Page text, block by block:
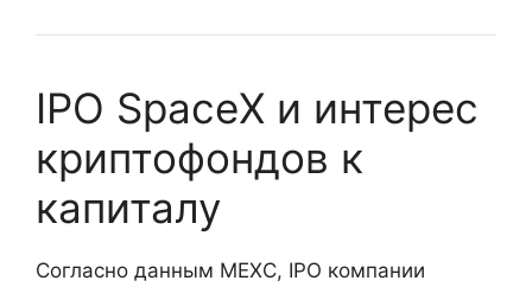
IPO SpaceX и интерес
криптофондов к
капиталу
Согласно данным MEXC, IPO компании